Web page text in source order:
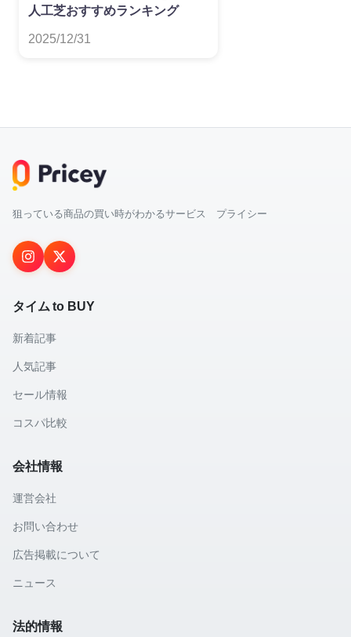
人工芝おすすめランキング
2025/12/31
狙っている商品の買い時がわかるサービス プライシー
タイム to BUY
新着記事
人気記事
セール情報
コスパ比較
会社情報
運営会社
お問い合わせ
広告掲載について
ニュース
法的情報